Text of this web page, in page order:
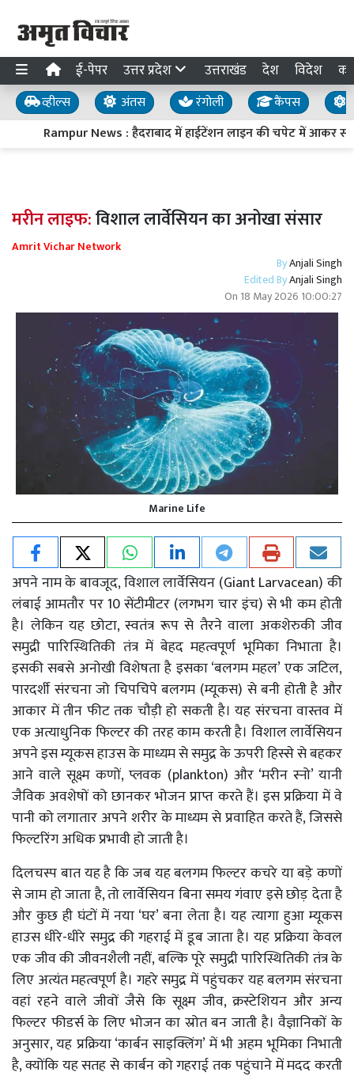
ई-पेपर उत्तर प्रदेश उत्तराखंड देश विदेश
व्हील्स अंतस रंगोली कैंपस
Rampur News : हैदराबाद में हाईटेंशन लाइन की चपेट में आकर
मरीन लाइफ:विशाल लार्वेसियन का अनोखा संसार
Amrit Vichar Network
ByAnjali Singh
Edited ByAnjali Singh
On 18 May 2026 10:00:27
Marine Life
अपने नाम के बावजूद, विशाल लार्वेसियन (Giant Larvacean) की
लंबाई आमतौर पर 10 सेंटीमीटर (लगभग चार इंच) से भी कम होती
है। लेकिन यह छोटा, स्वतंत्र रूप से तैरने वाला अकशेरुकी जीव
समुद्री पारिस्थितिकी तंत्र में बेहद महत्वपूर्ण भूमिका निभाता है।
इसकी सबसे अनोखी विशेषता है इसका ‘बलगम महल’ एक जटिल,
पारदर्शी संरचना जो चिपचिपे बलगम (म्यूकस) से बनी होती है और
आकार में तीन फीट तक चौड़ी हो सकती है। यह संरचना वास्तव में
एक अत्याधुनिक फिल्टर की तरह काम करती है। विशाल लार्वेसियन
अपने इस म्यूकस हाउस के माध्यम से समुद्र के ऊपरी हिस्से से बहकर
आने वाले सूक्ष्म कणों, प्लवक (plankton) और ‘मरीन स्नो’ यानी
जैविक अवशेषों को छानकर भोजन प्राप्त करते हैं। इस प्रक्रिया में वे
पानी को लगातार अपने शरीर के माध्यम से प्रवाहित करते हैं, जिससे
फिल्टरिंग अधिक प्रभावी हो जाती है।
दिलचस्प बात यह है कि जब यह बलगम फिल्टर कचरे या बड़े कणों
से जाम हो जाता है, तो लार्वेसियन बिना समय गंवाए इसे छोड़ देता है
और कुछ ही घंटों में नया ‘घर’ बना लेता है। यह त्यागा हुआ म्यूकस
हाउस धीरे-धीरे समुद्र की गहराई में डूब जाता है। यह प्रक्रिया केवल
एक जीव की जीवनशैली नहीं, बल्कि पूरे समुद्री पारिस्थितिकी तंत्र के
लिए अत्यंत महत्वपूर्ण है। गहरे समुद्र में पहुंचकर यह बलगम संरचना
वहां रहने वाले जीवों जैसे कि सूक्ष्म जीव, क्रस्टेशियन और अन्य
फिल्टर फीडर्स के लिए भोजन का स्रोत बन जाती है। वैज्ञानिकों के
अनुसार, यह प्रक्रिया ‘कार्बन साइक्लिंग’ में भी अहम भूमिका निभाती
है, क्योंकि यह सतह से कार्बन को गहराई तक पहुंचाने में मदद करती